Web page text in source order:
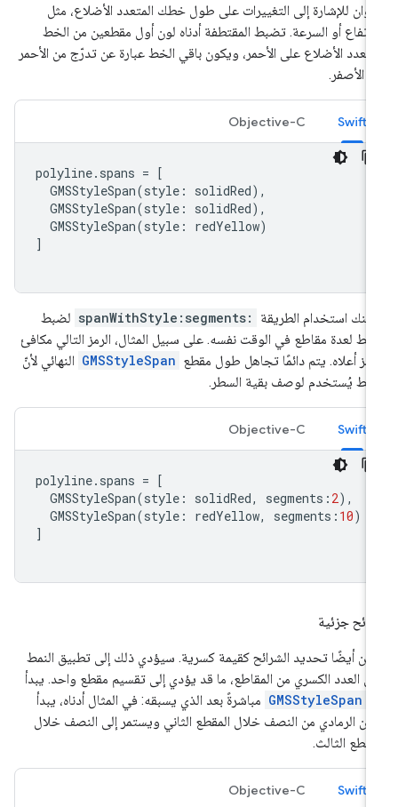
للإشارة إلى التغييرات على طول خطك المتعدد الأضلاع، مثل
أو السرعة. تضبط المقتطفة أدناه لون أول مقطعين من الخط
الأضلاع على الأحمر، ويكون باقي الخط عبارة عن تدرّج من الأحمر
الأصفر.
Swift
Objective-C
polyline.spans
GMSStyleSpan(style: solidRed
GMSStyleSpan(style: solidRed
GMSStyleSpan(style: redYellow
استخدام الطريقة spanWithStyle:segments: لضبط
لعدة مقاطع في الوقت نفسه. على سبيل المثال، الرمز التالي مكافئ
أعلاه. يتم دائمًا تجاهل طول مقطع GMSStyleSpan النهائي لأنّ
يُستخدم لوصف بقية السطر.
Swift
Objective-C
polyline.spans
GMSStyleSpan(style: solidRed, segments :
GMSStyleSpan(style: redYellow, segments:
جزئية
أيضًا تحديد الشرائح كقيمة كسرية. سيؤدي ذلك إلى تطبيق النمط
العدد الكسري من المقاطع، ما قد يؤدي إلى تقسيم مقطع واحد. يبدأ
GMSStyleSpan مباشرةً بعد الذي يسبقه: في المثال أدناه، يبدأ
الرمادي من النصف خلال المقطع الثاني ويستمر إلى النصف خلال
الثالث.
Swift
Objective-C